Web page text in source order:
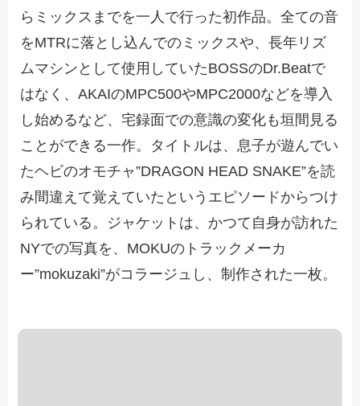
らミックスまでを一人で行った初作品。全ての音
をMTRに落とし込んでのミックスや、長年リズ
ムマシンとして使用していたBOSSのDr.Beatで
はなく、AKAIのMPC500やMPC2000などを導入
し始めるなど、宅録面での意識の変化も垣間見る
ことができる一作。タイトルは、息子が遊んでい
たヘビのオモチャ”DRAGON HEAD SNAKE”を読
み間違えて覚えていたというエピソードからつけ
られている。ジャケットは、かつて自身が訪れた
NYでの写真を、MOKUのトラックメーカ
ー”mokuzaki”がコラージュし、制作された一枚。